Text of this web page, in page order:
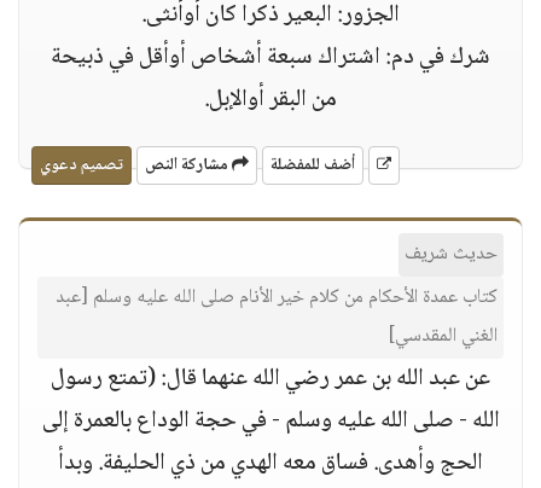
الجزور: البعير ذكرا كان أوأنثى.
شرك في دم: اشتراك سبعة أشخاص أوأقل في ذبيحة
من البقر أوالإبل.
أضف للمفضلة مشاركة النص تصميم دعوي
حديث شريف
كتاب عمدة الأحكام من كلام خير الأنام صلى الله عليه وسلم [عبد
الغني المقدسي]
عن عبد الله بن عمر رضي الله عنهما قال: (تمتع رسول
الله - صلى الله عليه وسلم - في حجة الوداع بالعمرة إلى
الحج وأهدى. فساق معه الهدي من ذي الحليفة. وبدأ